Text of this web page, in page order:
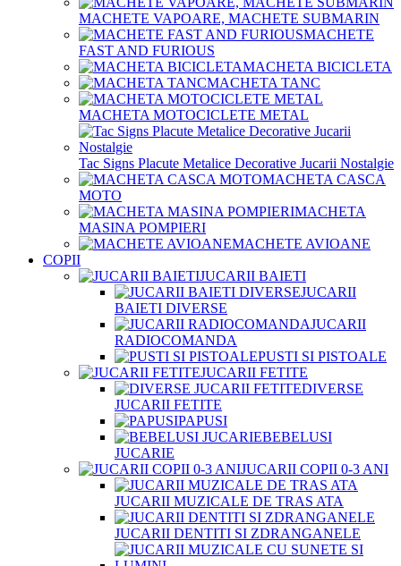
MACHETE VAPOARE, MACHETE SUBMARIN
MACHETE
FAST AND FURIOUS
MACHETA BICICLETA
MACHETA TANC
MACHETA MOTOCICLETE METAL
Tac Signs Placute Metalice Decorative Jucarii Nostalgie
MACHETA CASCA
MOTO
MACHETA
MASINA POMPIERI
MACHETE AVIOANE
COPII
JUCARII BAIETI
JUCARII
BAIETI DIVERSE
JUCARII
RADIOCOMANDA
PUSTI SI PISTOALE
JUCARII FETITE
DIVERSE
JUCARII FETITE
PAPUSI
BEBELUSI
JUCARIE
JUCARII COPII 0-3 ANI
JUCARII MUZICALE DE TRAS ATA
JUCARII DENTITI SI ZDRANGANELE